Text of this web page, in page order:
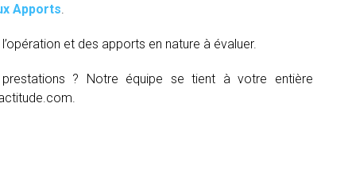
Apports.
et des apports en nature à évaluer.
prestations ? Notre équipe se tient à votre entière